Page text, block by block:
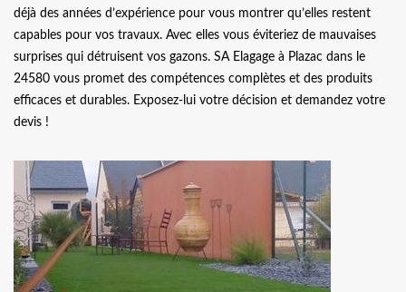
déjà des années d’expérience pour vous montrer qu’elles restent
capables pour vos travaux. Avec elles vous éviteriez de mauvaises
surprises qui détruisent vos gazons. SA Elagage à Plazac dans le
24580 vous promet des compétences complètes et des produits
efficaces et durables. Exposez-lui votre décision et demandez votre
devis !